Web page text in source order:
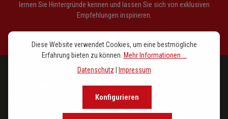
lernen Sie Hintergründe kennen und lassen Sie sich von exklusiven
Empfehlungen inspirieren.
Diese Website verwendet Cookies, um eine bestmögliche
Erfahrung bieten zu können. Mehr Informationen ...
Datenschutz | Impressum
Konfigurieren